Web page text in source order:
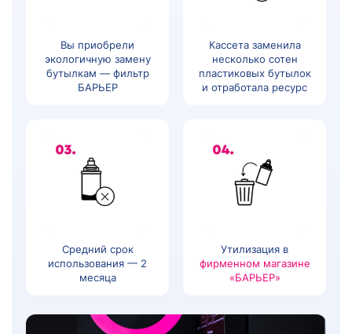
Вы приобрели
экологичную замену
бутылкам — фильтр
БАРЬЕР
Кассета заменила
несколько сотен
пластиковых бутылок
и отработала ресурс
Средний срок
использования — 2
месяца
Утилизация в
фирменном магазине
«БАРЬЕР»